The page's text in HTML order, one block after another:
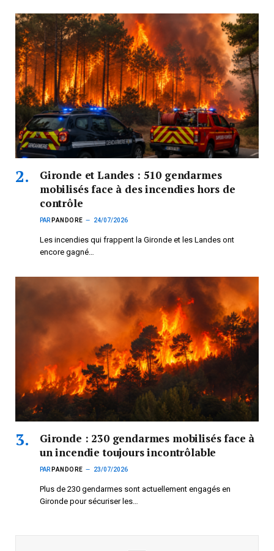
Gironde et Landes : 510 gendarmes
mobilisés face à des incendies hors de
contrôle
PAR PANDORE 24/07/2026
Les incendies qui frappent la Gironde et les Landes ont
encore gagné…
Gironde : 230 gendarmes mobilisés face à
un incendie toujours incontrôlable
PAR PANDORE 23/07/2026
Plus de 230 gendarmes sont actuellement engagés en
Gironde pour sécuriser les…